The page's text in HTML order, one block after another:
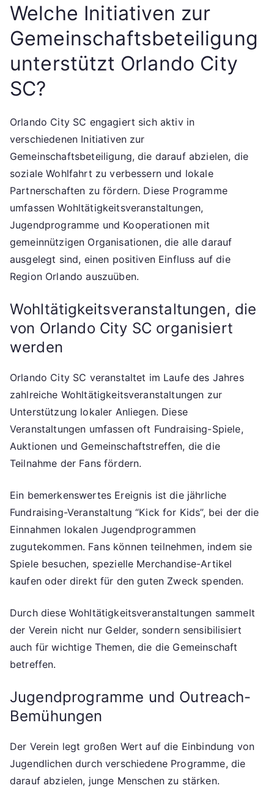
Welche Initiativen zur
Gemeinschaftsbeteiligung
unterstützt Orlando City
SC?
Orlando City SC engagiert sich aktiv in
verschiedenen Initiativen zur
Gemeinschaftsbeteiligung, die darauf abzielen, die
soziale Wohlfahrt zu verbessern und lokale
Partnerschaften zu fördern. Diese Programme
umfassen Wohltätigkeitsveranstaltungen,
Jugendprogramme und Kooperationen mit
gemeinnützigen Organisationen, die alle darauf
ausgelegt sind, einen positiven Einfluss auf die
Region Orlando auszuüben.
Wohltätigkeitsveranstaltungen, die
von Orlando City SC organisiert
werden
Orlando City SC veranstaltet im Laufe des Jahres
zahlreiche Wohltätigkeitsveranstaltungen zur
Unterstützung lokaler Anliegen. Diese
Veranstaltungen umfassen oft Fundraising-Spiele,
Auktionen und Gemeinschaftstreffen, die die
Teilnahme der Fans fördern.
Ein bemerkenswertes Ereignis ist die jährliche
Fundraising-Veranstaltung “Kick for Kids”, bei der die
Einnahmen lokalen Jugendprogrammen
zugutekommen. Fans können teilnehmen, indem sie
Spiele besuchen, spezielle Merchandise-Artikel
kaufen oder direkt für den guten Zweck spenden.
Durch diese Wohltätigkeitsveranstaltungen sammelt
der Verein nicht nur Gelder, sondern sensibilisiert
auch für wichtige Themen, die die Gemeinschaft
betreffen.
Jugendprogramme und Outreach-
Bemühungen
Der Verein legt großen Wert auf die Einbindung von
Jugendlichen durch verschiedene Programme, die
darauf abzielen, junge Menschen zu stärken.